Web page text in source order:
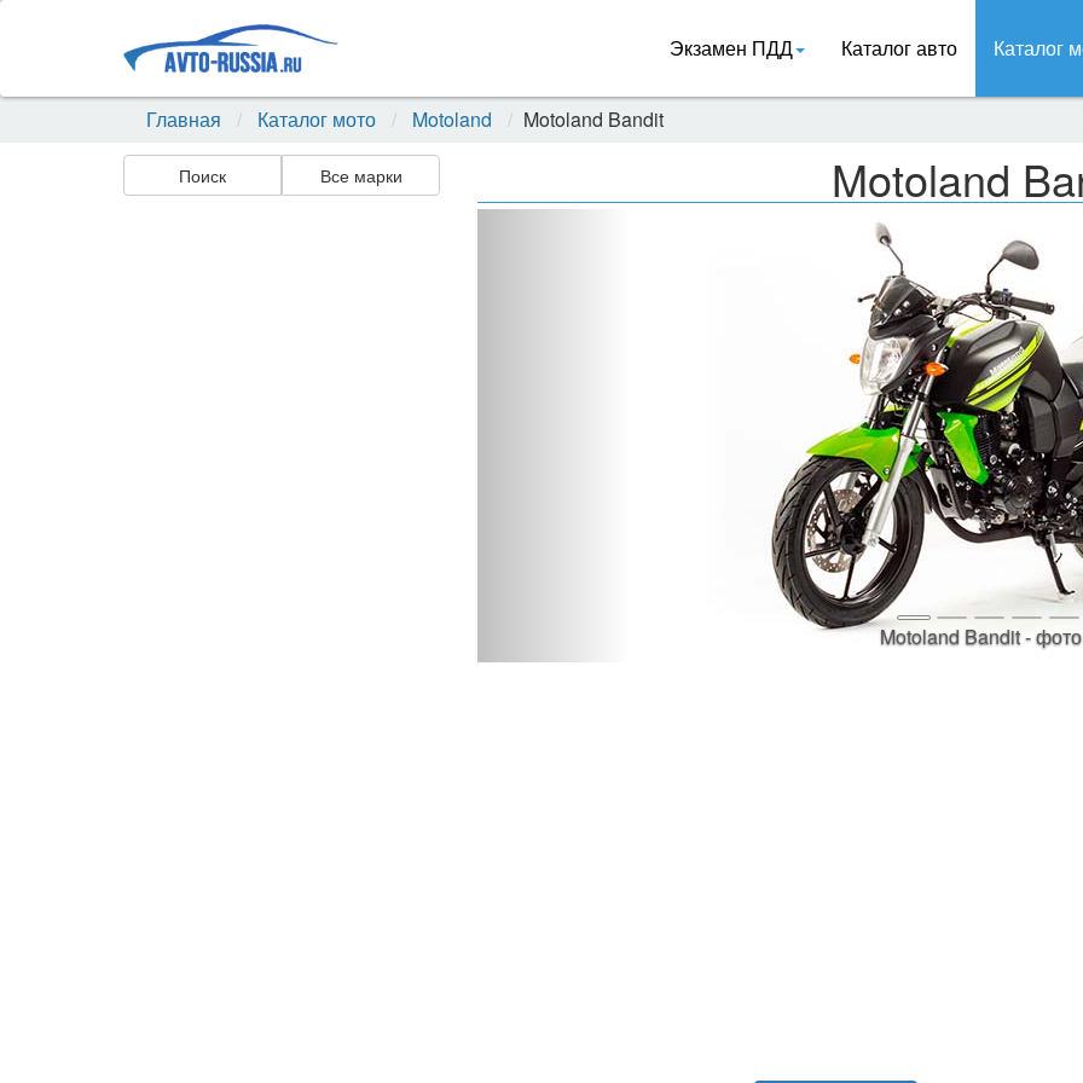
Экзамен ПДД Каталог авто Каталог
Главная Каталог мото Motoland Motoland Bandit
Поиск Все марки Motoland
Motoland Bandit -